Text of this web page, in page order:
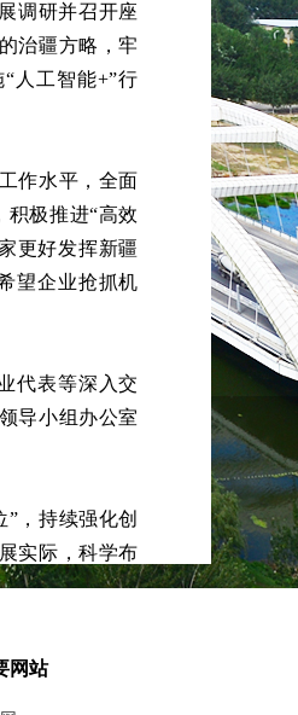
调研并召开座
治疆方略，牢
人工智能+”行
作水平，全面
极推进“高效
更好发挥新疆
望企业抢抓机
代表等深入交
导小组办公室
，持续强化创
实际，科学布
合发展。要推
化、特色优势
实加强组织领
网站